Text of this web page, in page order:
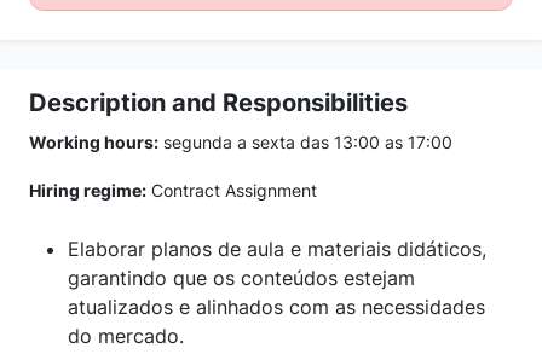
Description and Responsibilities
Working hours: segunda a sexta das 13:00 as 17:00
Hiring regime: Contract Assignment
Elaborar planos de aula e materiais didáticos,
garantindo que os conteúdos estejam
atualizados e alinhados com as necessidades
do mercado.